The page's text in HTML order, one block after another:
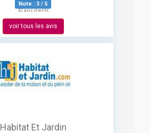
Note : 3 / 5
42 avis clients
voir tous les avis
Habitat Et Jardin